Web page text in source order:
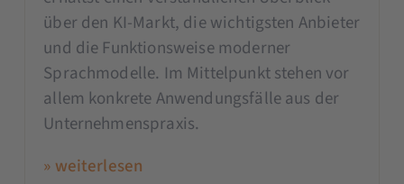
über den KI-Markt, die wichtigsten Anbieter
und die Funktionsweise moderner
Sprachmodelle. Im Mittelpunkt stehen vor
allem konkrete Anwendungsfälle aus der
Unternehmenspraxis.
» weiterlesen